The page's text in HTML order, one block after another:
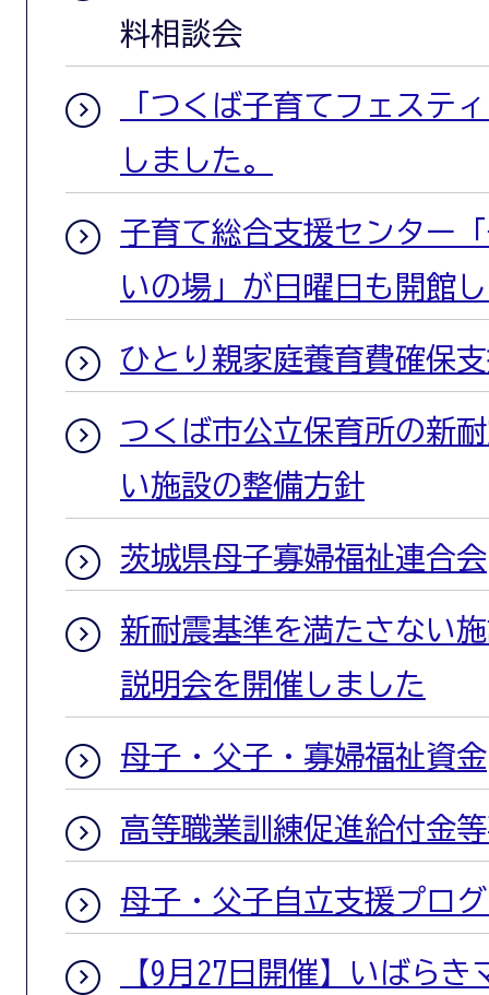
料相談会
「つくば子育てフェステ
しました。
子育て総合支援センター
いの場」が日曜日も開館
ひとり親家庭養育費確保
つくば市公立保育所の新
い施設の整備方針
茨城県母子寡婦福祉連合会
新耐震基準を満たさない
説明会を開催しました
母子・父子・寡婦福祉資金
高等職業訓練促進給付金
母子・父子自立支援プロ
【9月27日開催】いばら